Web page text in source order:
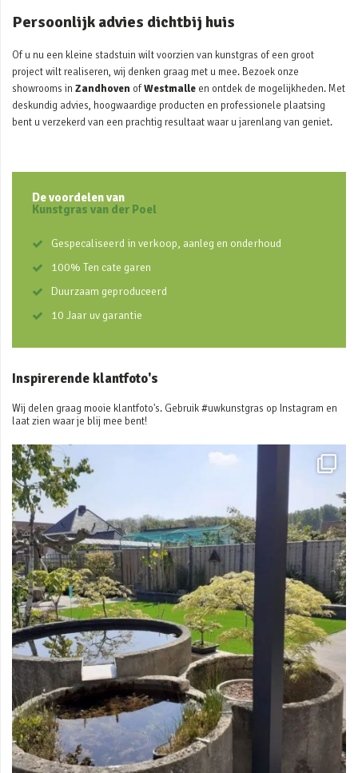
Persoonlijk advies dichtbij huis
Of u nu een kleine stadstuin wilt voorzien van kunstgras of een groot
project wilt realiseren, wij denken graag met u mee. Bezoek onze
showrooms in Zandhoven ofWestmalle en ontdek de mogelijkheden. Met
deskundig advies, hoogwaardige producten en professionele plaatsing
bent u verzekerd van een prachtig resultaat waar u jarenlang van geniet.
De voordelen van
Kunstgras van der Poel
Gespecaliseerd in verkoop, aanleg en onderhoud
100% Ten cate garen
Duurzaam geproduceerd
10 Jaar uv garantie
Inspirerende klantfoto's
Wij delen graag mooie klantfoto's. Gebruik #uwkunstgras op Instagram en
laat zien waar je blij mee bent!
Mei 3